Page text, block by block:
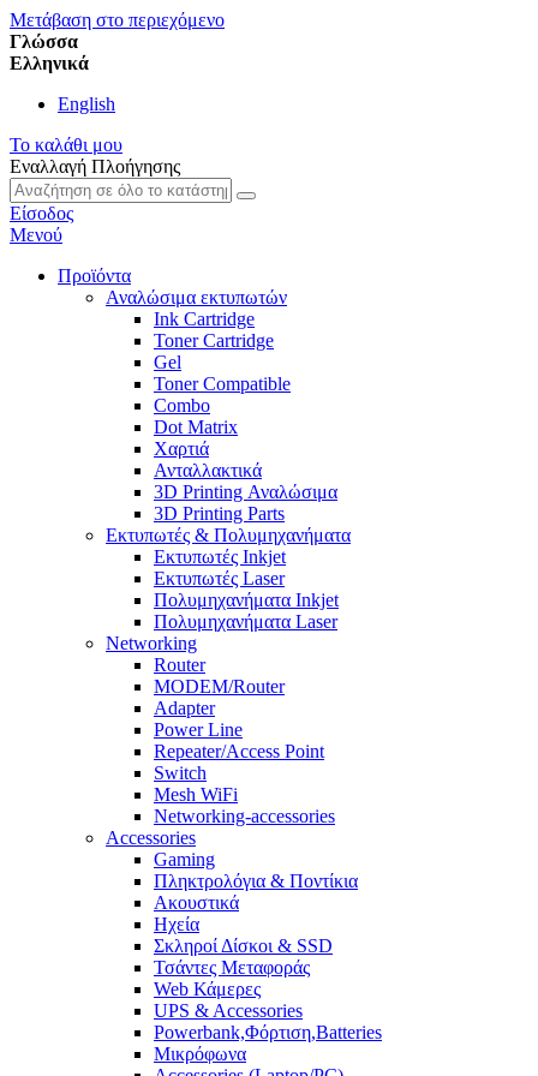
Μετάβαση στο περιεχόμενο
Γλώσσα
Eλληνικά
English
Το καλάθι μου
Εναλλαγή Πλοήγησης
Είσοδος
Μενού
Προϊόντα
Αναλώσιμα εκτυπωτών
Ink Cartridge
Toner Cartridge
Gel
Toner Compatible
Combo
Dot Matrix
Χαρτιά
Ανταλλακτικά
3D Printing Αναλώσιμα
3D Printing Parts
Εκτυπωτές & Πολυμηχανήματα
Εκτυπωτές Inkjet
Eκτυπωτές Laser
Πολυμηχανήματα Inkjet
Πολυμηχανήματα Laser
Networking
Router
MODEM/Router
Adapter
Power Line
Repeater/Access Point
Switch
Mesh WiFi
Networking-accessories
Accessories
Gaming
Πληκτρολόγια & Ποντίκια
Ακουστικά
Ηχεία
Σκληροί Δίσκοι & SSD
Τσάντες Μεταφοράς
Web Κάμερες
UPS & Accessories
Powerbank,Φόρτιση,Batteries
Μικρόφωνα